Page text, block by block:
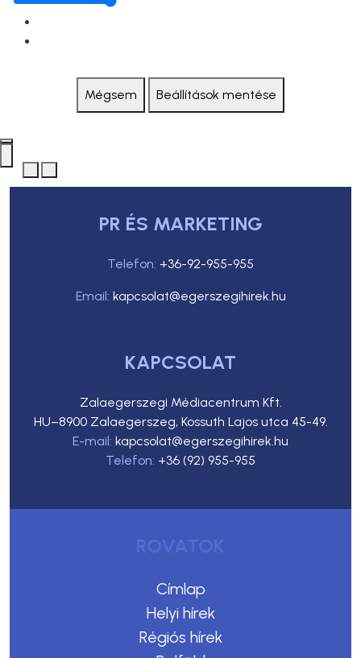
Mégsem Beállítások mentése
PR ÉS MARKETING
Telefon: +36-92-955-955
Email: kapcsolat@egerszegihirek.hu
KAPCSOLAT
Zalaegerszegi Médiacentrum Kft.
HU–8900 Zalaegerszeg, Kossuth Lajos utca 45-49.
E-mail: kapcsolat@egerszegihirek.hu
Telefon: +36 (92) 955-955
ROVATOK
Címlap
Helyi hírek
Régiós hírek